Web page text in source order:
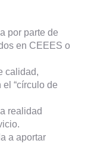
por parte de
en CEEES o
calidad,
“círculo de
realidad
a aportar